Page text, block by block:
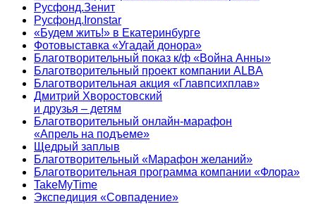
Русфонд.Зенит
Русфонд.Ironstar
«Будем жить!» в Екатеринбурге
Фотовыставка «Угадай донора»
Благотворительный показ к/ф «Война Анны»
Благотворительный проект компании ALBA
Благотворительная акция «Главпсихплав»
Дмитрий Хворостовский
и друзья – детям
Благотворительный онлайн‑марафон
«Апрель на подъеме»
Щедрый заплыв
Благотворительный «Марафон желаний»
Благотворительная программа компании «Флора»
TakeMyTime
Экспедиция «Совпадение»